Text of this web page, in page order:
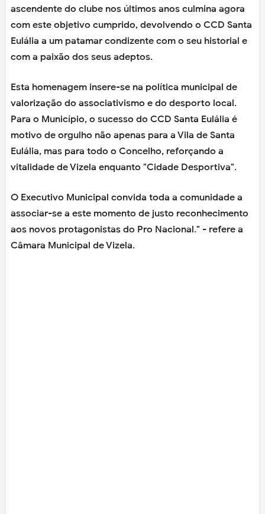
ascendente do clube nos últimos anos culmina agora
com este objetivo cumprido, devolvendo o CCD Santa
Eulália a um patamar condizente com o seu historial e
com a paixão dos seus adeptos.
Esta homenagem insere-se na política municipal de
valorização do associativismo e do desporto local.
Para o Município, o sucesso do CCD Santa Eulália é
motivo de orgulho não apenas para a Vila de Santa
Eulália, mas para todo o Concelho, reforçando a
vitalidade de Vizela enquanto "Cidade Desportiva".
O Executivo Municipal convida toda a comunidade a
associar-se a este momento de justo reconhecimento
aos novos protagonistas do Pro Nacional." - refere a
Câmara Municipal de Vizela.